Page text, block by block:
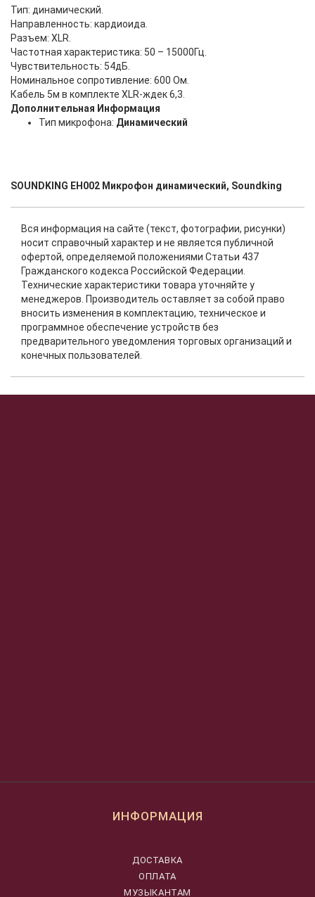
Тип: динамический.
Направленность: кардиоида.
Разъем: XLR.
Частотная характеристика: 50 – 15000Гц.
Чувствительность: 54дБ.
Номинальное сопротивление: 600 Ом.
Кабель 5м в комплекте XLR-ждек 6,3.
Дополнительная Информация
Тип микрофона: Динамический
SOUNDKING EH002 Микрофон динамический, Soundking
Вся информация на сайте (текст, фотографии, рисунки)
носит справочный характер и не является публичной
офертой, определяемой положениями Статьи 437
Гражданского кодекса Российской Федерации.
Технические характеристики товара уточняйте у
менеджеров. Производитель оставляет за собой право
вносить изменения в комплектацию, техническое и
программное обеспечение устройств без
предварительного уведомления торговых организаций и
конечных пользователей.
ИНФОРМАЦИЯ
ДОСТАВКА
ОПЛАТА
МУЗЫКАНТАМ